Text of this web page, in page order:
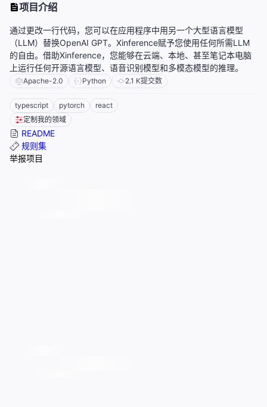
项目介绍
通过更改一行代码，您可以在应用程序中用另一个大型语言模型
（LLM）替换OpenAI GPT。Xinference赋予您使用任何所需LLM
的自由。借助Xinference，您能够在云端、本地、甚至笔记本电脑
上运行任何开源语言模型、语音识别模型和多模态模型的推理。
Apache-2.0 Python 2.1 K提交数
typescript pytorch
react
定制我的领域
README
规则集
举报项目